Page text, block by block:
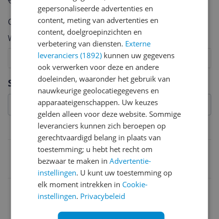
Specificaties
Belangrijkste kenmerken
8003299398621
Cijfer
Welk cijfer geef jij dit product?
8
7
6
5
4
3
2
Vraag 1 van 4
gepersonaliseerde advertenties en
content, meting van advertenties en
content, doelgroepinzichten en
verbetering van diensten. Externe
leveranciers (1892) kunnen uw gegevens
ook verwerken voor deze en andere
doeleinden, waaronder het gebruik van
nauwkeurige geolocatiegegevens en
apparaateigenschappen. Uw keuzes
gelden alleen voor deze website. Sommige
leveranciers kunnen zich beroepen op
gerechtvaardigd belang in plaats van
toestemming; u hebt het recht om
bezwaar te maken inAdvertentie-
instellingen. U kunt uw toestemming op
elk moment intrekken in Cookie-
instellingen. Privacybeleid